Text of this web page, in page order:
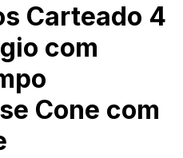
Carteado 4
com
Cone com